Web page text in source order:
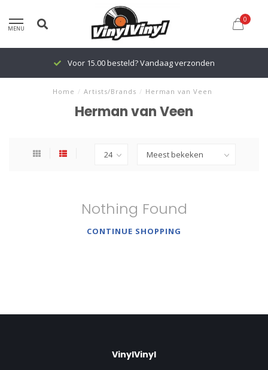
MENU
0
Voor 15.00 besteld? Vandaag verzonden
Home / Artists/Brands / Herman van Veen
Herman van Veen
Nothing Found
CONTINUE SHOPPING
VinylVinyl